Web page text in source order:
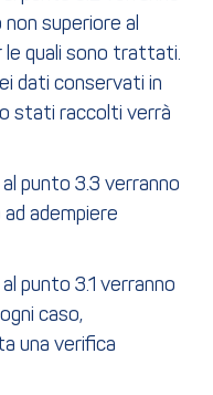
superiore al
le quali sono trattati.
dati conservati in
stati raccolti verrà
punto 3.3 verranno
adempiere
punto 3.1 verranno
caso,
una verifica